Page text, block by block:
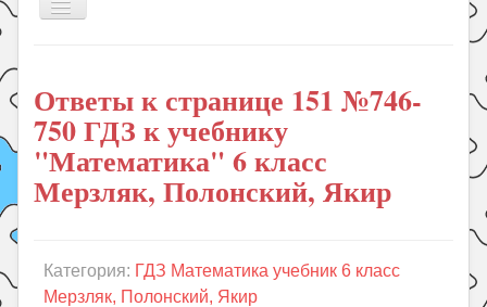
Включить/
Книги
Рукоделие
Подготовка к школе
Уроки
Праздники
Ответы к странице 151 №746-
750 ГДЗ к учебнику
"Математика" 6 класс
Мерзляк, Полонский, Якир
Категория: ГДЗ Математика учебник 6 класс
Мерзляк, Полонский, Якир